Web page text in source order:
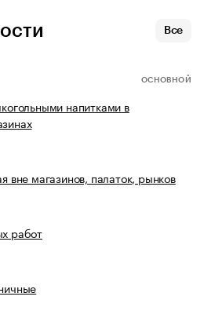
Все
ОСНОВНОЙ
напитками в
вне магазинов, палаток, рынков
работ